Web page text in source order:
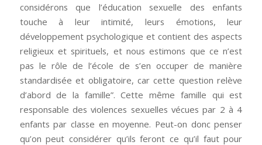
considérons que l’éducation sexuelle des enfants
touche à leur intimité, leurs émotions, leur
développement psychologique et contient des aspects
religieux et spirituels, et nous estimons que ce n’est
pas le rôle de l’école de s’en occuper de manière
standardisée et obligatoire, car cette question relève
d’abord de la famille”. Cette même famille qui est
responsable des violences sexuelles vécues par 2 à 4
enfants par classe en moyenne. Peut-on donc penser
qu’on peut considérer qu’ils feront ce qu’il faut pour